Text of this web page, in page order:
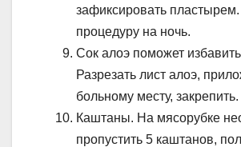
зафиксировать
процедуру на ночь.
Сок алоэ поможет
Разрезать лист алоэ,
больному месту, закрепить.
Каштаны. На мясорубке
пропустить 5 каштанов,